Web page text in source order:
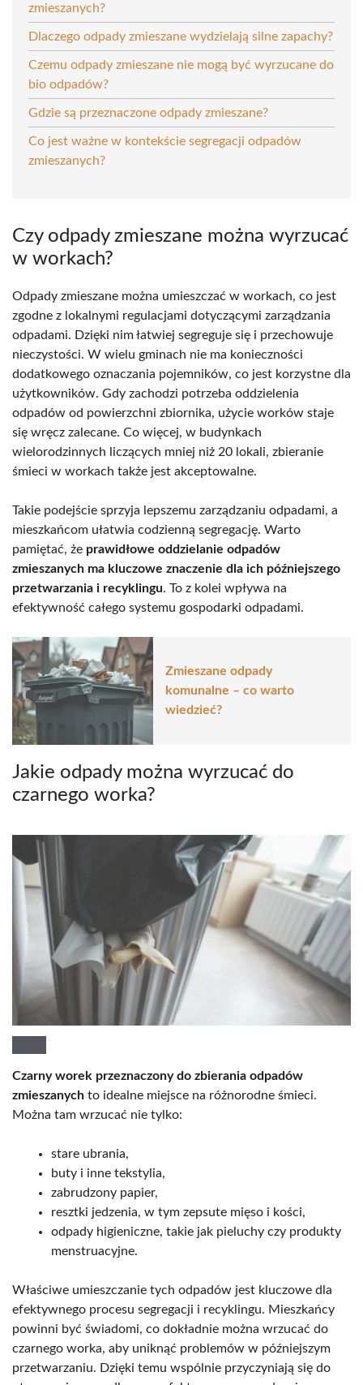
zmieszanych?
Dlaczego odpady zmieszane wydzielają silne zapachy?
Czemu odpady zmieszane nie mogą być wyrzucane do
bio odpadów?
Gdzie są przeznaczone odpady zmieszane?
Co jest ważne w kontekście segregacji odpadów
zmieszanych?
Czy odpady zmieszane można wyrzucać
w workach?
Odpady zmieszane można umieszczać w workach, co jest
zgodne z lokalnymi regulacjami dotyczącymi zarządzania
odpadami. Dzięki nim łatwiej segreguje się i przechowuje
nieczystości. W wielu gminach nie ma konieczności
dodatkowego oznaczania pojemników, co jest korzystne dla
użytkowników. Gdy zachodzi potrzeba oddzielenia
odpadów od powierzchni zbiornika, użycie worków staje
się wręcz zalecane. Co więcej, w budynkach
wielorodzinnych liczących mniej niż 20 lokali, zbieranie
śmieci w workach także jest akceptowalne.
Takie podejście sprzyja lepszemu zarządzaniu odpadami, a
mieszkańcom ułatwia codzienną segregację. Warto
pamiętać, że prawidłowe oddzielanie odpadów
zmieszanych ma kluczowe znaczenie dla ich późniejszego
przetwarzania i recyklingu. To z kolei wpływa na
efektywność całego systemu gospodarki odpadami.
Zmieszane odpady
komunalne – co warto
wiedzieć?
Jakie odpady można wyrzucać do
czarnego worka?
Czarny worek przeznaczony do zbierania odpadów
zmieszanych to idealne miejsce na różnorodne śmieci.
Można tam wrzucać nie tylko:
stare ubrania,
buty i inne tekstylia,
zabrudzony papier,
resztki jedzenia, w tym zepsute mięso i kości,
odpady higieniczne, takie jak pieluchy czy produkty
menstruacyjne.
Właściwe umieszczanie tych odpadów jest kluczowe dla
efektywnego procesu segregacji i recyklingu. Mieszkańcy
powinni być świadomi, co dokładnie można wrzucać do
czarnego worka, aby uniknąć problemów w późniejszym
przetwarzaniu. Dzięki temu wspólnie przyczyniają się do